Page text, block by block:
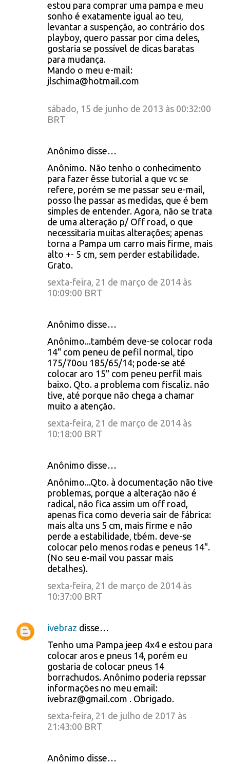
estou para comprar uma pampa e meu
sonho é exatamente igual ao teu,
levantar a suspenção, ao contrário dos
playboy, quero passar por cima deles,
gostaria se possível de dicas baratas
para mudança.
Mando o meu e-mail:
jlschima@hotmail.com
sábado, 15 de junho de 2013 às 00:32:00
BRT
Anônimo disse…
Anônimo. Não tenho o conhecimento
para fazer êsse tutorial a que vc se
refere, porém se me passar seu e-mail,
posso lhe passar as medidas, que é bem
simples de entender. Agora, não se trata
de uma alteração p/ Off road, o que
necessitaria muitas alterações; apenas
torna a Pampa um carro mais firme, mais
alto +- 5 cm, sem perder estabilidade.
Grato.
sexta-feira, 21 de março de 2014 às
10:09:00 BRT
Anônimo disse…
Anônimo...também deve-se colocar roda
14" com peneu de pefil normal, tipo
175/70ou 185/65/14; pode-se até
colocar aro 15" com peneu perfil mais
baixo. Qto. a problema com fiscaliz. não
tive, até porque não chega a chamar
muito a atenção.
sexta-feira, 21 de março de 2014 às
10:18:00 BRT
Anônimo disse…
Anônimo...Qto. à documentação não tive
problemas, porque a alteração não é
radical, não fica assim um off road,
apenas fica como deveria sair de fábrica:
mais alta uns 5 cm, mais firme e não
perde a estabilidade, tbém. deve-se
colocar pelo menos rodas e peneus 14".
(No seu e-mail vou passar mais
detalhes).
sexta-feira, 21 de março de 2014 às
10:37:00 BRT
ivebraz disse…
Tenho uma Pampa jeep 4x4 e estou para
colocar aros e pneus 14, porém eu
gostaria de colocar pneus 14
borrachudos. Anônimo poderia repssar
informações no meu email:
ivebraz@gmail.com . Obrigado.
sexta-feira, 21 de julho de 2017 às
21:43:00 BRT
Anônimo disse…